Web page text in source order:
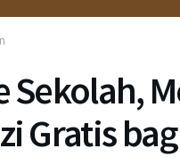
Sekolah,
Gratis